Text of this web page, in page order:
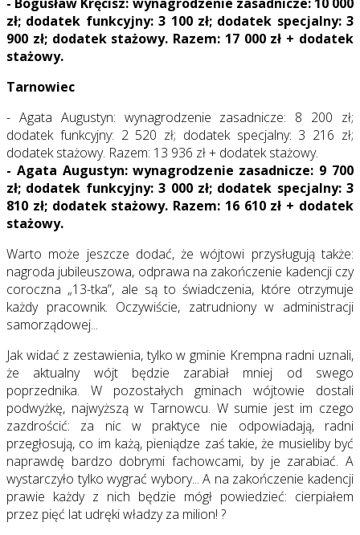
zł; dodatek funkcyjny: 3 100 zł; dodatek specjalny: 3
900 zł; dodatek stażowy. Razem: 17 000 zł + dodatek
stażowy.
Tarnowiec
- Agata Augustyn: wynagrodzenie zasadnicze: 8 200 zł;
dodatek funkcyjny: 2 520 zł; dodatek specjalny: 3 216 zł;
dodatek stażowy. Razem: 13 936 zł + dodatek stażowy.
- Agata Augustyn: wynagrodzenie zasadnicze: 9 700
zł; dodatek funkcyjny: 3 000 zł; dodatek specjalny: 3
810 zł; dodatek stażowy. Razem: 16 610 zł + dodatek
stażowy.
Warto może jeszcze dodać, że wójtowi przysługują także:
nagroda jubileuszowa, odprawa na zakończenie kadencji czy
coroczna „13-tka”, ale są to świadczenia, które otrzymuje
każdy pracownik. Oczywiście, zatrudniony w administracji
samorządowej...
Jak widać z zestawienia, tylko w gminie Krempna radni uznali,
że aktualny wójt będzie zarabiał mniej od swego
poprzednika. W pozostałych gminach wójtowie dostali
podwyżkę, najwyższą w Tarnowcu. W sumie jest im czego
zazdrościć: za nic w praktyce nie odpowiadają, radni
przegłosują, co im każą, pieniądze zaś takie, że musieliby być
naprawdę bardzo dobrymi fachowcami, by je zarabiać. A
wystarczyło tylko wygrać wybory... A na zakończenie kadencji
prawie każdy z nich będzie mógł powiedzieć: cierpiałem
przez pięć lat udręki władzy za milion! ?